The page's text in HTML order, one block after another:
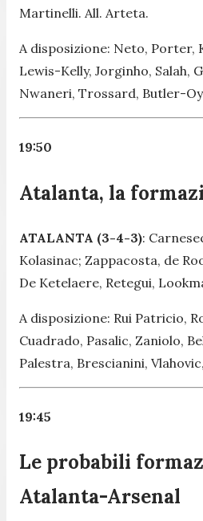
Martinelli. All. Arteta.
A disposizione: Neto, Porter,
Lewis-Kelly, Jorginho, Salah,
Nwaneri, Trossard, Butler-
19:50
Atalanta, la
ATALANTA (3-4-3):
Kolasinac; Zappacosta, de
De Ketelaere, Retegui,
A disposizione: Rui Patricio,
Cuadrado, Pasalic, Zaniolo,
Palestra, Brescianini,
19:45
Le probabili
Atalanta-Arsenal